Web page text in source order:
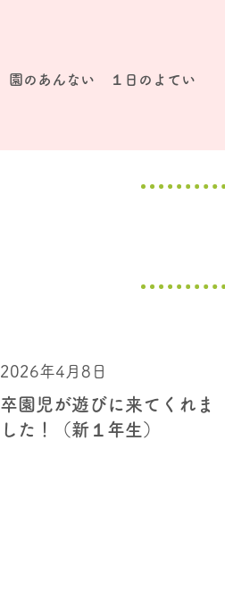
園のあんない １日のよてい
2026年4月8日
卒園児が遊びに来てくれま
した！（新１年生）